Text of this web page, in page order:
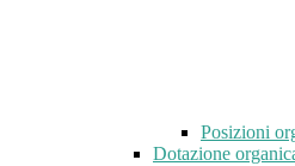
Posizioni
Dotazione